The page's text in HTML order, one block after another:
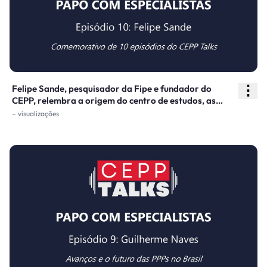
Felipe Sande, pesquisador da Fipe e fundador do
CEPP, relembra a origem do centro de estudos, as
ideias que impulsionaram sua criação e os
Nicolela e Thaís Azevedo.
⋮
– visualizações